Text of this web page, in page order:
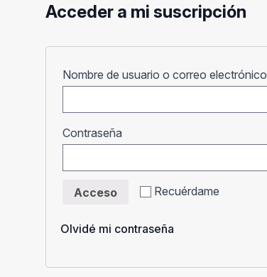
Acceder a mi suscripción
Nombre de usuario o correo electrónico
Contraseña
Recuérdame
Acceso
Olvidé mi contraseña